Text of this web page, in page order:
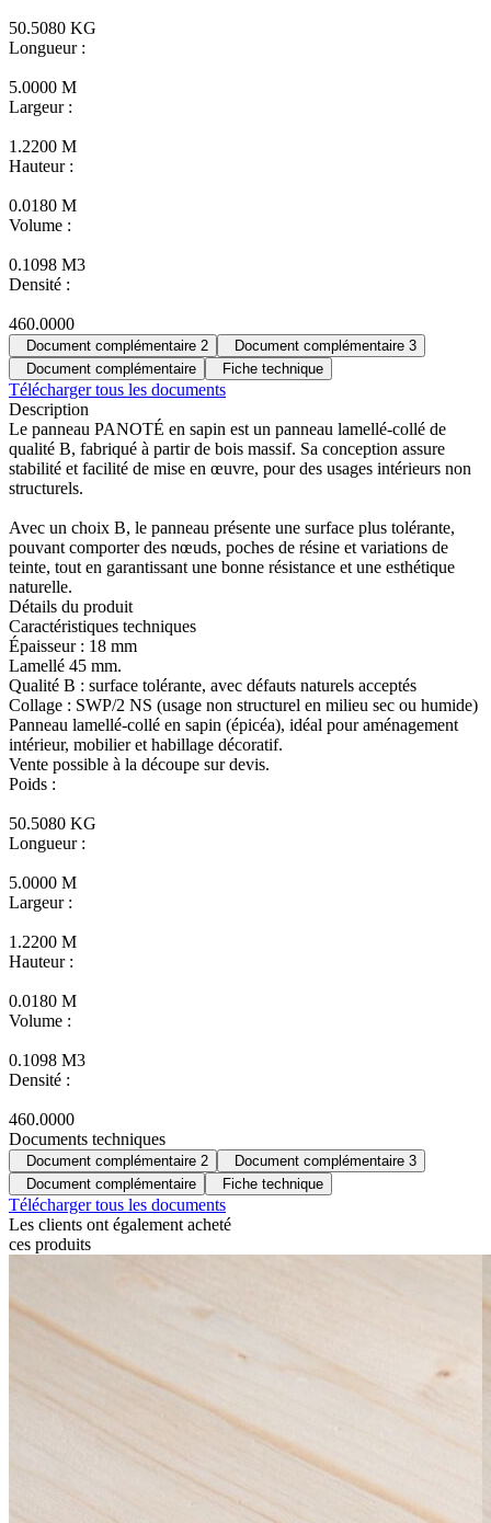
50.5080 KG
Longueur :
5.0000 M
Largeur :
1.2200 M
Hauteur :
0.0180 M
Volume :
0.1098 M3
Densité :
460.0000
Document complémentaire 2
Document complémentaire 3
Document complémentaire
Fiche technique
Télécharger tous les documents
Description
Le panneau PANOTÉ en sapin est un panneau lamellé-collé de
qualité B, fabriqué à partir de bois massif. Sa conception assure
stabilité et facilité de mise en œuvre, pour des usages intérieurs non
structurels.
Avec un choix B, le panneau présente une surface plus tolérante,
pouvant comporter des nœuds, poches de résine et variations de
teinte, tout en garantissant une bonne résistance et une esthétique
naturelle.
Détails du produit
Caractéristiques techniques
Épaisseur : 18 mm
Lamellé 45 mm.
Qualité B : surface tolérante, avec défauts naturels acceptés
Collage : SWP/2 NS (usage non structurel en milieu sec ou humide)
Panneau lamellé-collé en sapin (épicéa), idéal pour aménagement
intérieur, mobilier et habillage décoratif.
Vente possible à la découpe sur devis.
Poids :
50.5080 KG
Longueur :
5.0000 M
Largeur :
1.2200 M
Hauteur :
0.0180 M
Volume :
0.1098 M3
Densité :
460.0000
Documents techniques
Document complémentaire 2
Document complémentaire 3
Document complémentaire
Fiche technique
Télécharger tous les documents
Les clients ont également acheté
ces produits